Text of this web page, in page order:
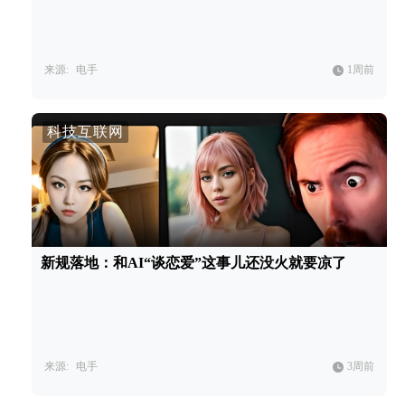
来源: 电手 1周前
科技互联网
新规落地：和AI“谈恋爱”这事儿还没火就要凉了
来源: 电手 3周前